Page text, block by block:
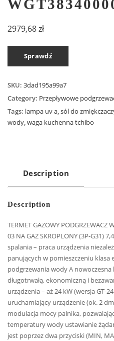
2979,68zł
Sprawdź
SKU: 3dad195a99a7
Category: Przepływowe
Tags: lampa uv a,sól do
wody,waga kuchenna tchibo
Description
Description
TERMET GAZOWY PODGRZEWACZ
03 NA GAZ SKROPLONY (3P-G31)
spalania – praca urządzenia
panujących w pomieszczeniu
podgrzewania wody A
długotrwałą, ekonomiczną i
urządzenia – aż 24 kW (wersja GT-
uruchamiający urządzenie (ok. 2
modulacja mocy palnika,
temperatury wody ustawianie
jest poprzez dwa przyciski (MIN,